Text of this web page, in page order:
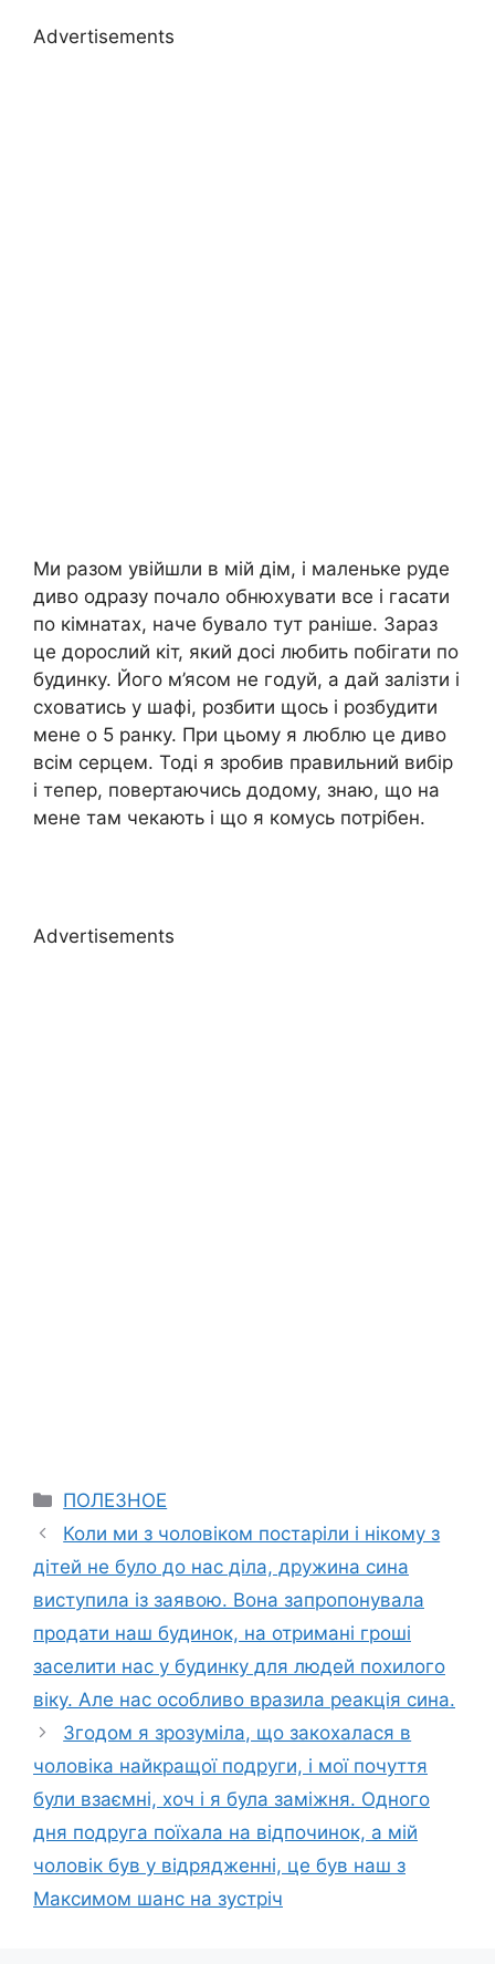
Advertisements
Ми разом увійшли в мій дім, і маленьке руде
диво одразу почало обнюхувати все і гасати
по кімнатах, наче бувало тут раніше. Зараз
це дорослий кіт, який досі любить побігати по
будинку. Його м’ясом не годуй, а дай залізти і
сховатись у шафі, розбити щось і розбудити
мене о 5 ранку. При цьому я люблю це диво
всім серцем. Тоді я зробив правильний вибір
і тепер, повертаючись додому, знаю, що на
мене там чекають і що я комусь потрібен.
Advertisements
Categories
ПОЛЕЗНОЕ
Коли ми з чоловіком постаріли і нікому з
дітей не було до нас діла, дружина сина
виступила із заявою. Вона запропонувала
продати наш будинок, на отримані гроші
заселити нас у будинку для людей похилого
віку. Але нас особливо вразила реакція сина.
Згодом я зрозуміла, що закохалася в
чоловіка найкращої подруги, і мої почуття
були взаємні, хоч і я була заміжня. Одного
дня подруга поїхала на відпочинок, а мій
чоловік був у відрядженні, це був наш з
Максимом шанс на зустріч